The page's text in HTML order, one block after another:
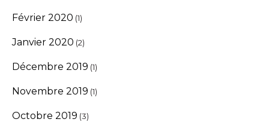
Février 2020 (1)
Janvier 2020 (2)
Décembre 2019 (1)
Novembre 2019 (1)
Octobre 2019 (3)